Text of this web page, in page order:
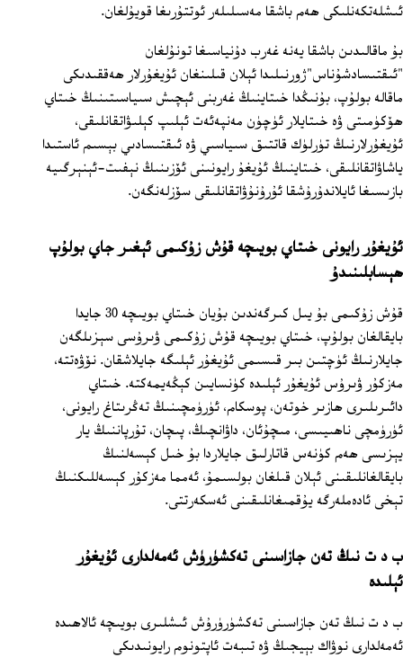
ئىشلەتكەنلىكى ھەم باشقا مەسىلىلەر ئوتتۇرىغا قويۇلغان.
بۇ ماقالىدىن باشقا يەنە غەرب دۇنياسىغا تونۇلغان
"ئىقتىسادشۇناس"ژورنىلىدا ئېلان قىلىنغان ئۇيغۇرلار ھەققىدىكى
ماقالە بولۇپ، بۇنىڭدا خىتاينىڭ غەربنى ئېچىش سىياسىتىنىڭ خىتاي
ھۆكۈمىتى ۋە خىتايلار ئۈچۈن مەنپەئەت ئېلىپ كېلىۋاتقانلىقى،
ئۇيغۇرلارنىڭ تۈرلۈك قاتتىق سىياسىي ۋە ئىقتىسادىي بېسىم ئاستىدا
ياشاۋاتقانلىقى، خىتاينىڭ ئۇيغۇ رايونىنى ئۆزىنىڭ نېفىت-ئېنېرگىيە
بازىسىغا ئايلاندۇرۇشقا ئۇرۇنۇۋاتقانلىقى سۆزلەنگەن.
ئۇيغۇر رايونى خىتاي بويىچە قۇش زۇكىمى ئېغىر جاي بولۇپ
ھېسابلىنىدۇ
قۇش زۇكىمى بۇ يىل كىرگەندىن بۇيان خىتاي بويىچە 30 جايدا
بايقالغان بولۇپ، خىتاي بويىچە قۇش زۇكىمى ۋىرۇسى سېزىلگەن
جايلارنىڭ ئۈچتىن بىر قىسىمى ئۇيغۇر ئېلىگە جايلاشقان. نۆۋەتتە،
مەزكۇر ۋىرۇس ئۇيغۇر ئېلىدە كۈنسايىن كېڭەيمەكتە. خىتاي
دائىرىلىرى ھازىر خوتەن، پوسكام، ئۈرۈمچىنىڭ تەڭرىتاغ رايونى،
ئۈرۈمچى ناھىيىسى، مىچۇئان، داۋانچىڭ، پىچان، تۇرپاننىڭ يار
يېزىسى ھەم كۈنەس قاتارلىق جايلاردا بۇ خىل كېسەلنىڭ
بايقالغانلىقىنى ئېلان قىلغان بولسىمۇ، ئەمما مەزكۇر كېسەللىكنىڭ
تېخى ئادەملەرگە يۇقمىغانلىقىنى ئەسكەرتتى.
ب د ت نىڭ تەن جازاسىنى تەكشۈرۈش ئەمەلدارى ئۇيغۇر
ئېلىدە
ب د ت نىڭ تەن جازاسىنى تەكشۈرۈرۇش ئىشلىرى بويىچە ئالاھىدە
ئەمەلدارى نوۋاك بېيجىڭ ۋە تىبەت ئاپتونوم رايونىدىكى